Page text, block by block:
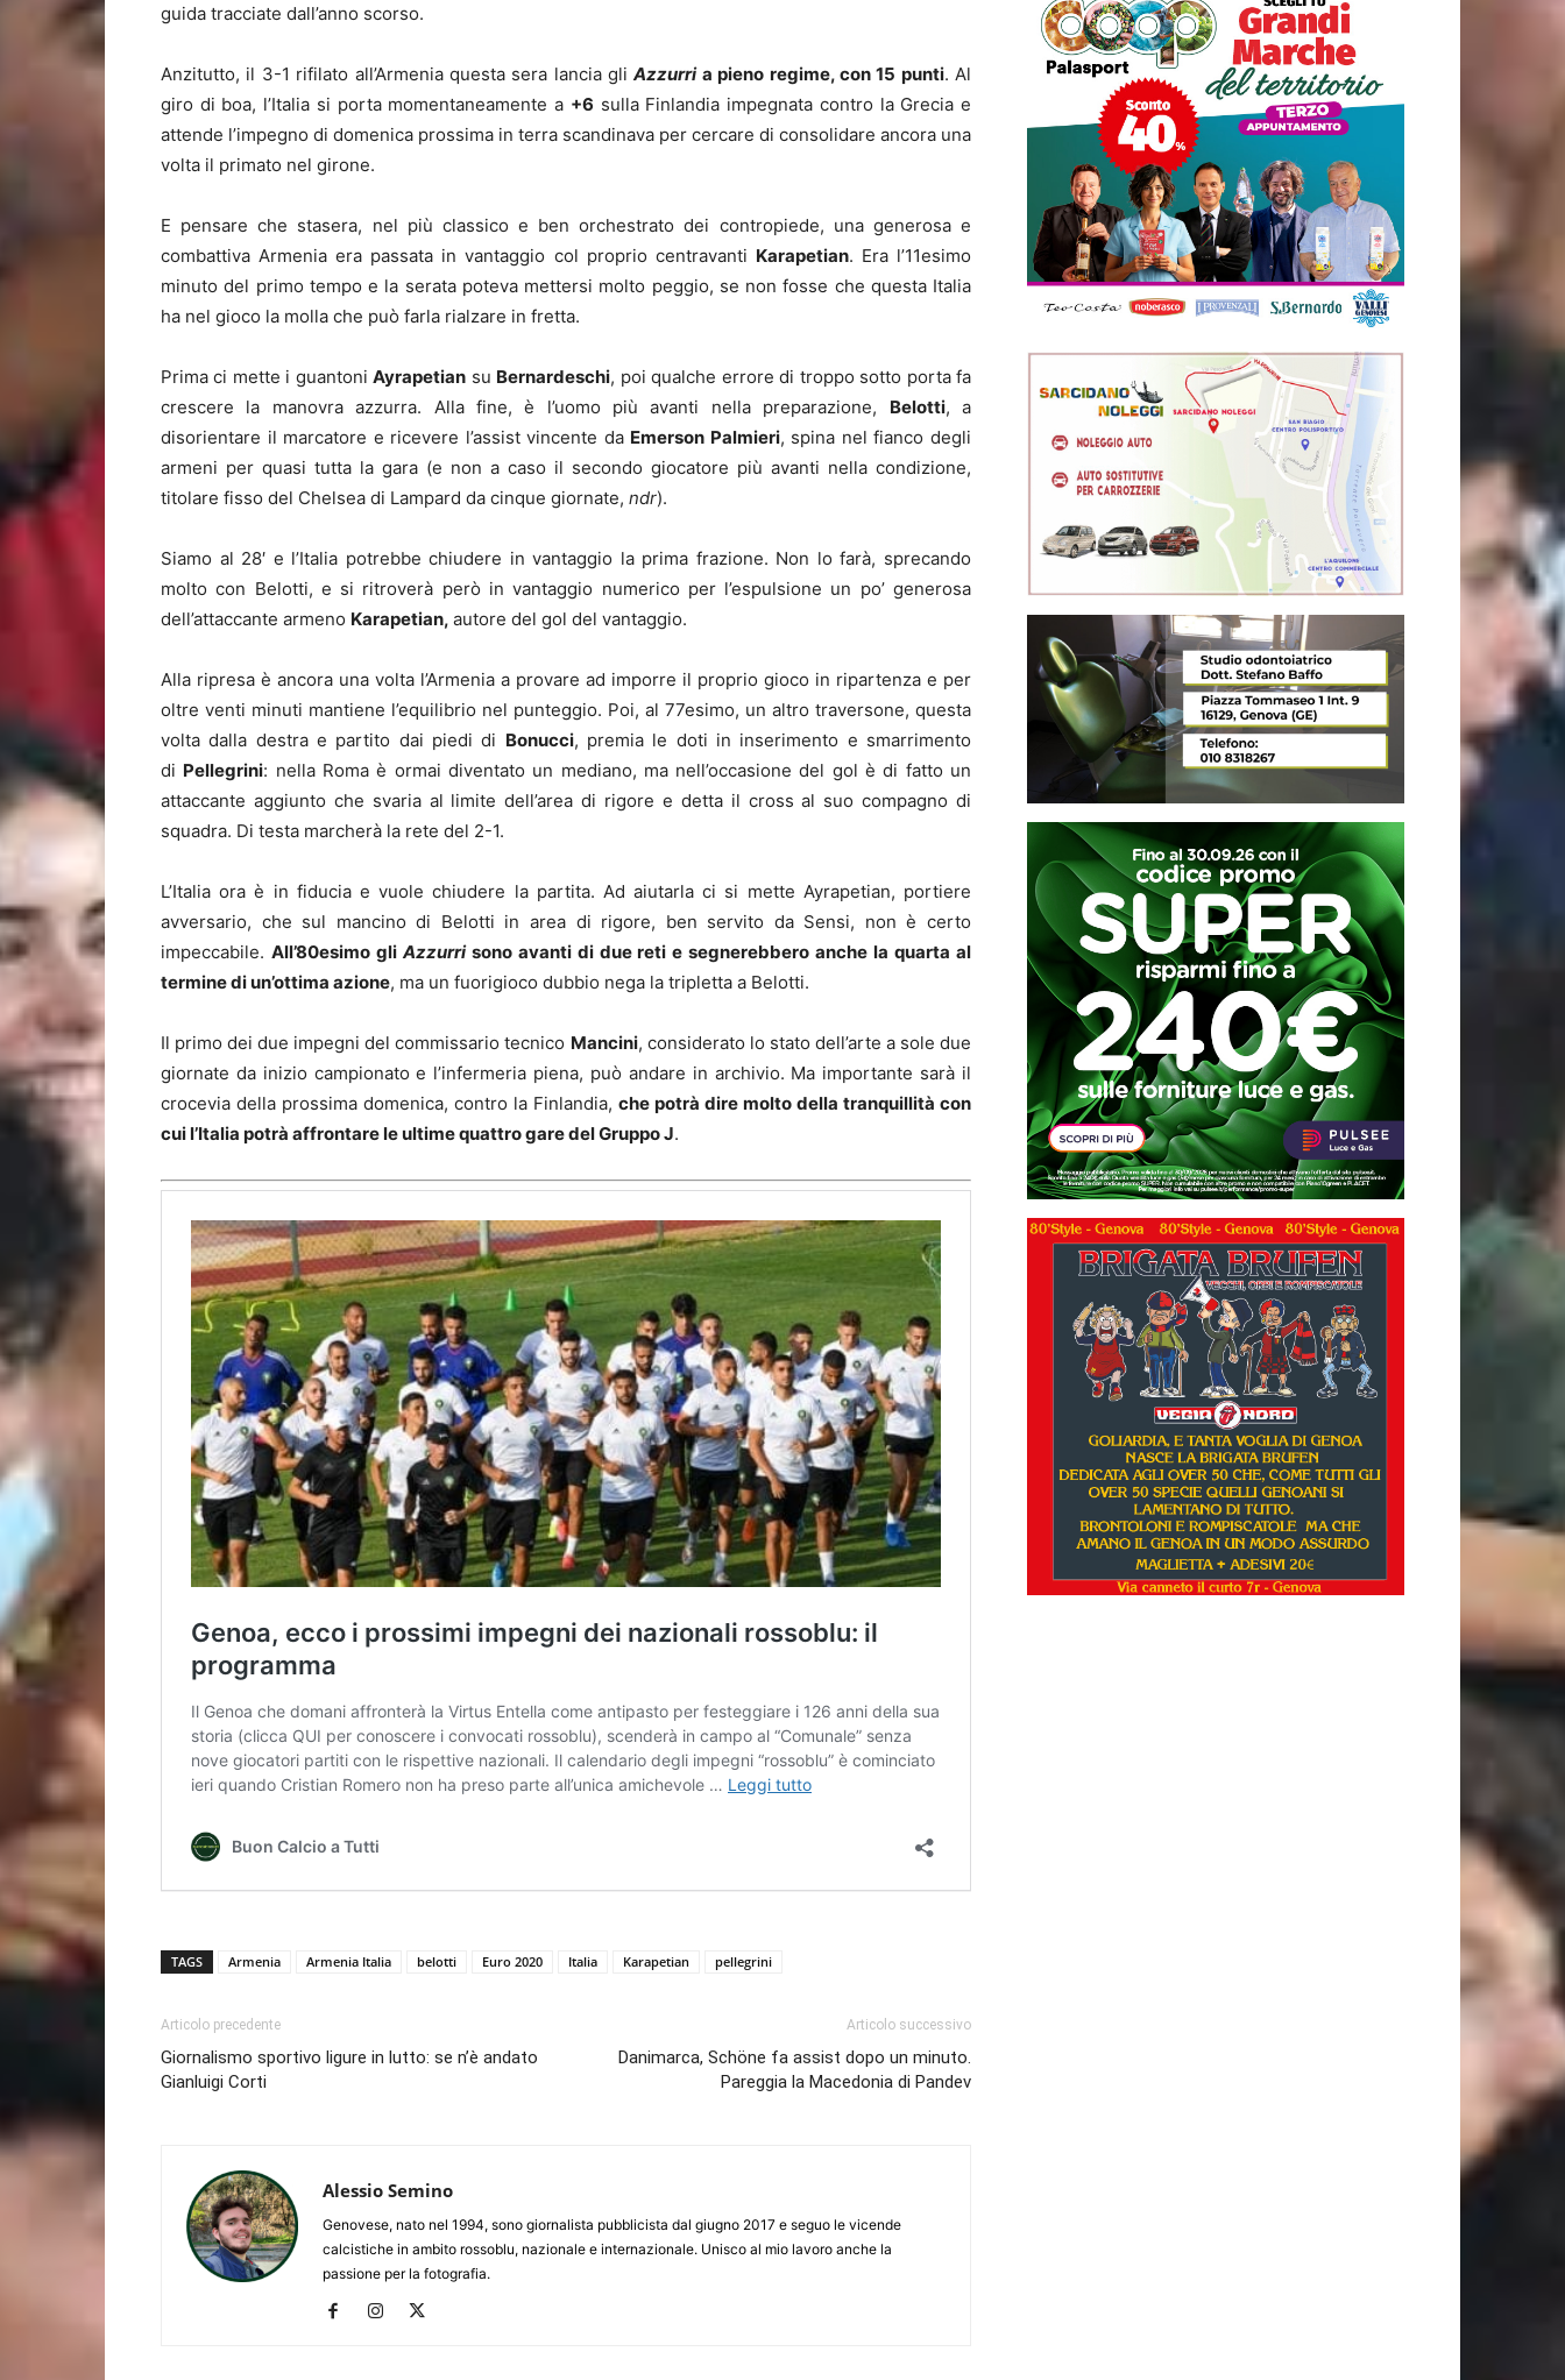
guida tracciate dall’anno scorso.
Anzitutto, il 3-1 rifilato all’Armenia questa sera lancia gliAzzurria pieno regime, con 15 punti. Al
giro di boa, l’Italia si porta momentaneamente a +6 sulla Finlandia impegnata contro la Grecia e
attende l’impegno di domenica prossima in terra scandinava per cercare di consolidare ancora una
volta il primato nel girone.
E pensare che stasera, nel più classico e ben orchestrato dei contropiede, una generosa e
combattiva Armenia era passata in vantaggio col proprio centravanti Karapetian. Era l’11esimo
minuto del primo tempo e la serata poteva mettersi molto peggio, se non fosse che questa Italia
ha nel gioco la molla che può farla rialzare in fretta.
Prima ci mette i guantoniAyrapetian su Bernardeschi, poi qualche errore di troppo sotto porta fa
crescere la manovra azzurra. Alla fine, è l’uomo più avanti nella preparazione, Belotti, a
disorientare il marcatore e ricevere l’assist vincente da Emerson Palmieri, spina nel fianco degli
armeni per quasi tutta la gara (e non a caso il secondo giocatore più avanti nella condizione,
titolare fisso del Chelsea di Lampard da cinque giornate, ndr).
Siamo al 28′ e l’Italia potrebbe chiudere in vantaggio la prima frazione. Non lo farà, sprecando
molto con Belotti, e si ritroverà però in vantaggio numerico per l’espulsione un po’ generosa
dell’attaccante armeno Karapetian, autore del gol del vantaggio.
Alla ripresa è ancora una volta l’Armenia a provare ad imporre il proprio gioco in ripartenza e per
oltre venti minuti mantiene l’equilibrio nel punteggio. Poi, al 77esimo, un altro traversone, questa
volta dalla destra e partito dai piedi di Bonucci, premia le doti in inserimento e smarrimento
di Pellegrini: nella Roma è ormai diventato un mediano, ma nell’occasione del gol è di fatto un
attaccante aggiunto che svaria al limite dell’area di rigore e detta il cross al suo compagno di
squadra. Di testa marcherà la rete del 2-1.
L’Italia ora è in fiducia e vuole chiudere la partita. Ad aiutarla ci si mette Ayrapetian, portiere
avversario, che sul mancino di Belotti in area di rigore, ben servito da Sensi, non è certo
impeccabile. All’80esimo gli Azzurrisono avanti di due reti e segnerebbero anche la quarta al
termine di un’ottima azione, ma un fuorigioco dubbio nega la tripletta a Belotti.
Il primo dei due impegni del commissario tecnico Mancini, considerato lo stato dell’arte a sole due
giornate da inizio campionato e l’infermeria piena, può andare in archivio. Ma importante sarà il
crocevia della prossima domenica, contro la Finlandia, che potrà dire molto della tranquillità con
cui l’Italia potrà affrontare le ultime quattro gare del Gruppo J.
TAGS Armenia Armenia Italia belotti Euro 2020 Italia Karapetian pellegrini
Articolo precedente
Giornalismo sportivo ligure in lutto: se n’è andato
Gianluigi Corti
Articolo successivo
Danimarca, Schöne fa assist dopo un minuto.
Pareggia la Macedonia di Pandev
Alessio Semino
Genovese, nato nel 1994, sono giornalista pubblicista dal giugno 2017 e seguo le vicende
calcistiche in ambito rossoblu, nazionale e internazionale. Unisco al mio lavoro anche la
passione per la fotografia.